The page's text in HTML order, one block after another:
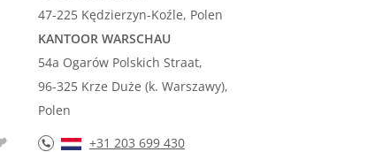
47-225 Kędzierzyn-Koźle, Polen
KANTOOR WARSCHAU
54a Ogarów Polskich Straat,
96-325 Krze Duże (k. Warszawy),
Polen
+31 203 699 430